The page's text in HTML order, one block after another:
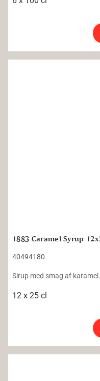
1883 Caramel Syrup
40494180
Sirup med smag af karamel.
12 x 25 cl